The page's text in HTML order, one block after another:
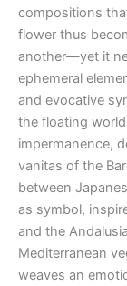
compositions
flower thus
another—yet it
ephemeral
and evocative
the floating
impermanence,
vanitas of the
between
as symbol,
and the
Mediterranean
weaves an